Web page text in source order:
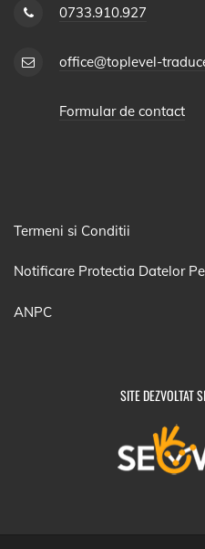
0733.910.927
office@toplevel-
Formular de contact
Termeni si Conditii
Notificare Protectia Datelor
ANPC
SITE DEZVOLTAT